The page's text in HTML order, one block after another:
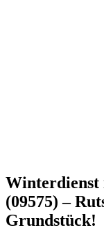
Winterdienst
(09575) –
Grundstück!